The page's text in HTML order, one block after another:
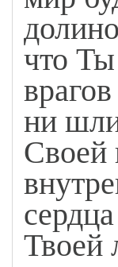
что Ты
ни
Своей
Твоей